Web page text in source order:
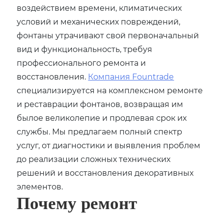
воздействием времени, климатических
условий и механических повреждений,
фонтаны утрачивают свой первоначальный
вид и функциональность, требуя
профессионального ремонта и
восстановления. Компания Fountrade
специализируется на комплексном ремонте
и реставрации фонтанов, возвращая им
былое великолепие и продлевая срок их
службы. Мы предлагаем полный спектр
услуг, от диагностики и выявления проблем
до реализации сложных технических
решений и восстановления декоративных
элементов.
Почему ремонт